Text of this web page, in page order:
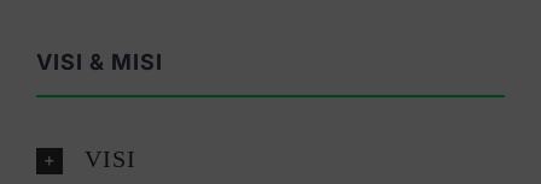
VISI & MISI
VISI